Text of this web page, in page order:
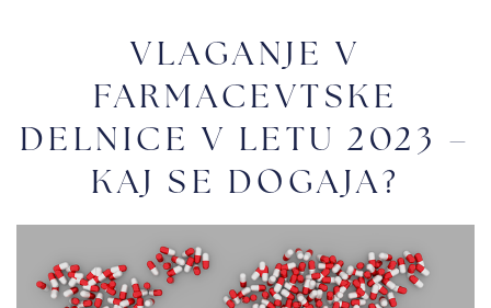
VLAGANJE V
FARMACEVTSKE
DELNICE V LETU 2023 –
KAJ SE DOGAJA?